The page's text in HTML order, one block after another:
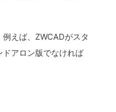
えば、ZWCADがスタ
アロン版でなければ